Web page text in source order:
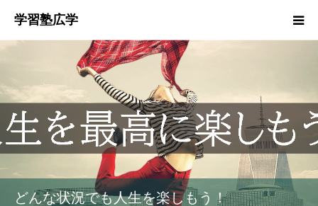
どんな状況でも人生を楽しもう！
お知らせ
指導方針
HGM